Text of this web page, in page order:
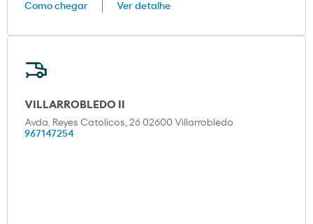
Como chegar Ver detalhe
VILLARROBLEDO II
Avda. Reyes Catolicos, 26 02600 Villarrobledo
967147254